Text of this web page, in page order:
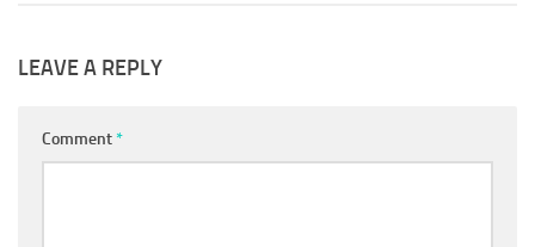
LEAVE A REPLY
Comment*